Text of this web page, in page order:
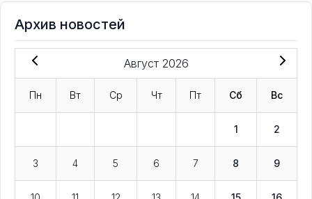
Архив новостей
Август 2026
Пн Вт Ср Чт Пт Сб Вс
1 2
3 4 5 6 7 8 9